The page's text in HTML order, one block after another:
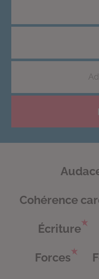
Cohérence
Écriture
Forces